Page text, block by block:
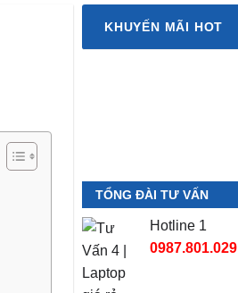
KHUYẾN MÃI HOT
TỔNG ĐÀI TƯ VẤN
Hotline 1
0987.801.029